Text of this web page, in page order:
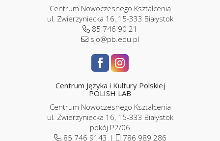
Centrum Nowoczesnego Kształcenia
ul. Zwierzyniecka 16, 15-333 Białystok
85 746 90 21
sjo@pb.edu.pl
Centrum Języka i Kultury Polskiej
POLISH LAB
Centrum Nowoczesnego Kształcenia
ul. Zwierzyniecka 16, 15-333 Białystok
pokój P2/06
85 746 9143 |
786 989 286